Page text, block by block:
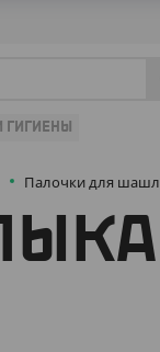
ГИГИЕНЫ
Палочки для